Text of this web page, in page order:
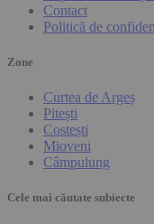
Contact
Politică de
Zone
Curtea de Argeș
Pitești
Costești
Mioveni
Câmpulung
Cele mai căutate subiecte